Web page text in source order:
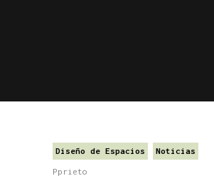
Diseño de Espacios Noticias
Pprieto